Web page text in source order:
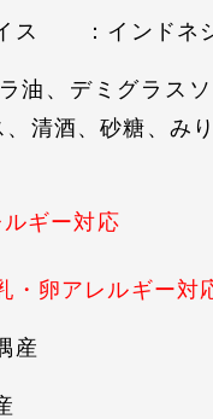
イス ：インドネ
油、デミグラス
清酒、砂糖、み
ギー対応
・卵アレルギー対
産